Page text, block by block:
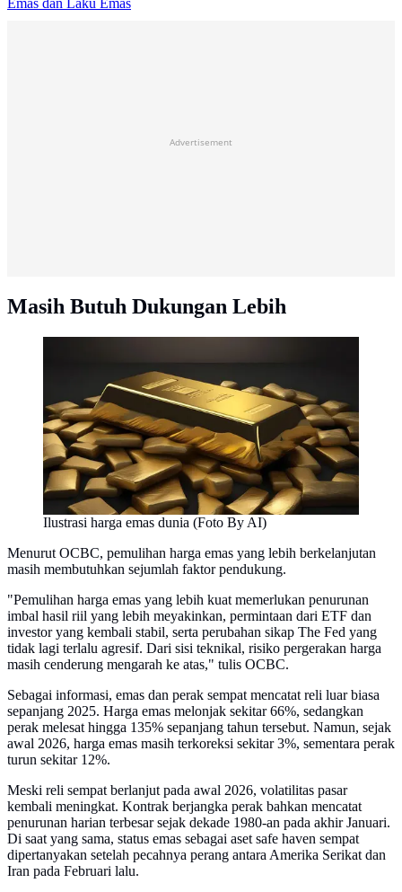
Emas dan Laku Emas
Advertisement
Masih Butuh Dukungan Lebih
Ilustrasi harga emas dunia (Foto By AI)
Menurut OCBC, pemulihan harga emas yang lebih berkelanjutan
masih membutuhkan sejumlah faktor pendukung.
"Pemulihan harga emas yang lebih kuat memerlukan penurunan
imbal hasil riil yang lebih meyakinkan, permintaan dari ETF dan
investor yang kembali stabil, serta perubahan sikap The Fed yang
tidak lagi terlalu agresif. Dari sisi teknikal, risiko pergerakan harga
masih cenderung mengarah ke atas," tulis OCBC.
Sebagai informasi, emas dan perak sempat mencatat reli luar biasa
sepanjang 2025. Harga emas melonjak sekitar 66%, sedangkan
perak melesat hingga 135% sepanjang tahun tersebut. Namun, sejak
awal 2026, harga emas masih terkoreksi sekitar 3%, sementara perak
turun sekitar 12%.
Meski reli sempat berlanjut pada awal 2026, volatilitas pasar
kembali meningkat. Kontrak berjangka perak bahkan mencatat
penurunan harian terbesar sejak dekade 1980-an pada akhir Januari.
Di saat yang sama, status emas sebagai aset safe haven sempat
dipertanyakan setelah pecahnya perang antara Amerika Serikat dan
Iran pada Februari lalu.